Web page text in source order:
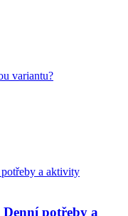
variantu?
potřeby a